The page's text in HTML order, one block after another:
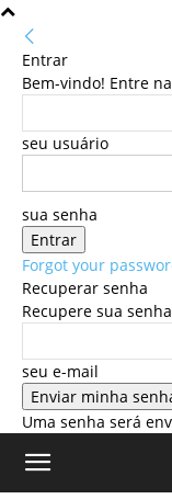
Entrar
Bem-vindo! Entre
seu usuário
sua senha
Forgot your
Recuperar senha
Recupere sua senha
seu e-mail
Uma senha será